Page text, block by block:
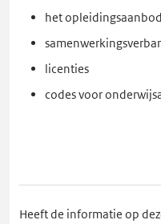
het opleidingsaanbod
licenties
codes voor
Heeft de informatie op